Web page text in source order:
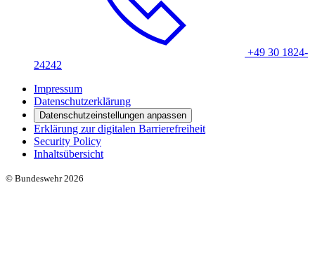
+49 30 1824-
24242
Impressum
Datenschutzerklärung
Datenschutzeinstellungen anpassen
Erklärung zur digitalen Barrierefreiheit
Security Policy
Inhaltsübersicht
© Bundeswehr 2026